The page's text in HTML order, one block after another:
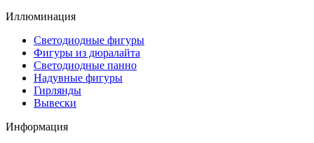
Иллюминация
Светодиодные фигуры
Фигуры из дюралайта
Светодиодные панно
Надувные фигуры
Гирлянды
Вывески
Информация